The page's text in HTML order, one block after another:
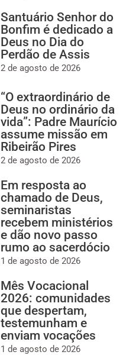
Santuário Senhor do
Bonfim é dedicado a
Deus no Dia do
Perdão de Assis
2 de agosto de 2026
“O extraordinário de
Deus no ordinário da
vida”: Padre Maurício
assume missão em
Ribeirão Pires
2 de agosto de 2026
Em resposta ao
chamado de Deus,
seminaristas
recebem ministérios
e dão novo passo
rumo ao sacerdócio
1 de agosto de 2026
Mês Vocacional
2026: comunidades
que despertam,
testemunham e
enviam vocações
1 de agosto de 2026